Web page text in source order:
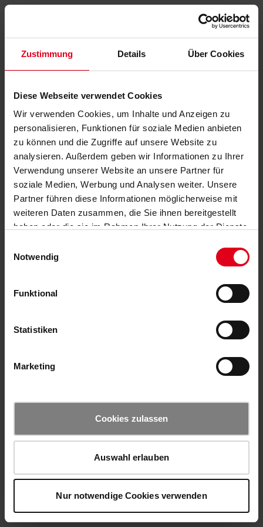
Zustimmung Details Über Cookies
Diese Webseite verwendet Cookies
Wir verwenden Cookies, um Inhalte und Anzeigen zu
personalisieren, Funktionen für soziale Medien anbieten
zu können und die Zugriffe auf unsere Website zu
analysieren. Außerdem geben wir Informationen zu Ihrer
Verwendung unserer Website an unsere Partner für
soziale Medien, Werbung und Analysen weiter. Unsere
Partner führen diese Informationen möglicherweise mit
weiteren Daten zusammen, die Sie ihnen bereitgestellt
haben oder die sie im Rahmen Ihrer Nutzung der Dienste
Notwendig
Funktional
Statistiken
Marketing
Cookies zulassen
Auswahl erlauben
Nur notwendige Cookies verwenden